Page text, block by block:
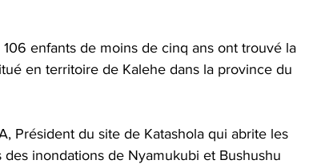
enfants de moins de cinq ans ont trouvé la
en territoire de Kalehe dans la province du
Président du site de Katashola qui abrite les
inondations de Nyamukubi et Bushushu